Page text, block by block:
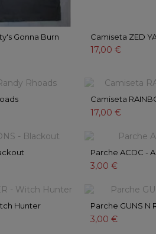
Gonna Burn Camiseta ZED
17,00 €
Camiseta
17,00 €
Parche ACDC -
3,00 €
Hunter Parche GUNS N
3,00 €